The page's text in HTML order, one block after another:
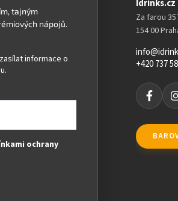
informace o
ochrany
Idrinks.cz
Za farou
154 00
+420 737